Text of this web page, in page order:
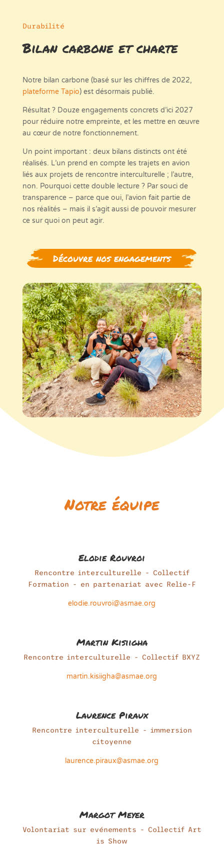
Durabilité
Bilan carbone et charte
Notre bilan carbone (basé sur les chiffres de 2022,
plateforme Tapio) est désormais publié.
Résultat ? Douze engagements concrets d’ici 2027
pour réduire notre empreinte, et les mettre en œuvre
au cœur de notre fonctionnement.
Un point important : deux bilans distincts ont été
réalisés. L’un prend en compte les trajets en avion
liés aux projets de rencontre interculturelle ; l’autre,
non. Pourquoi cette double lecture ? Par souci de
transparence – parce que oui, l’avion fait partie de
nos réalités – mais il s’agit aussi de pouvoir mesurer
ce sur quoi on peut agir.
Découvre nos engagements
Notre équipe
Elodie Rouvroi
Rencontre interculturelle - Collectif
Formation - en partenariat avec Relie-F
elodie.rouvroi@asmae.org
Martin Kisiigha
Rencontre interculturelle - Collectif BXYZ
martin.kisiigha@asmae.org
Laurence Piraux
Rencontre interculturelle - immersion
citoyenne
laurence.piraux@asmae.org
Margot Meyer
Volontariat sur evénements - Collectif Art
is Show